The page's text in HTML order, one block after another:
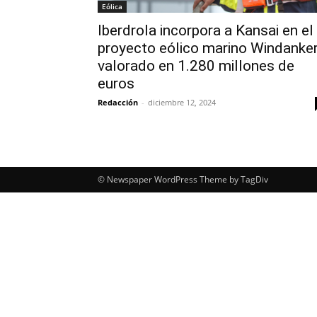
Eólica
Iberdrola incorpora a Kansai en el
proyecto eólico marino
valorado en 1.280 millones de
euros
Redacción - diciembre 12, 2024
© Newspaper WordPress Theme by TagDiv